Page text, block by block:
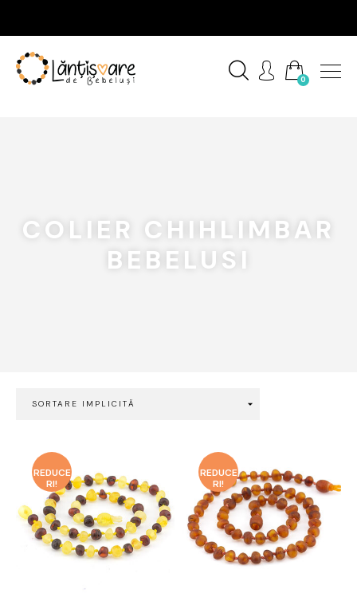
0
COLIER CHIHLIMBAR
BEBELUSI
REDUCE
RI!
REDUCE
RI!